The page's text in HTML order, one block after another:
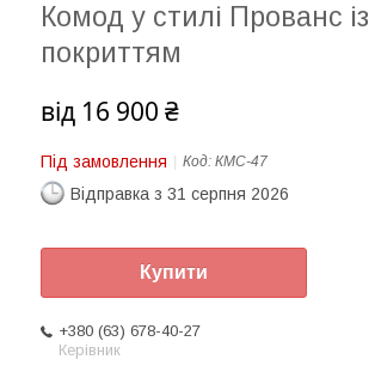
Комод у стилі Прованс
покриттям
від 16 900 ₴
Під замовлення Код: КМС-47
Відправка з 31 серпня 2026
Купити
+380 (63) 678-40-27
Керівник